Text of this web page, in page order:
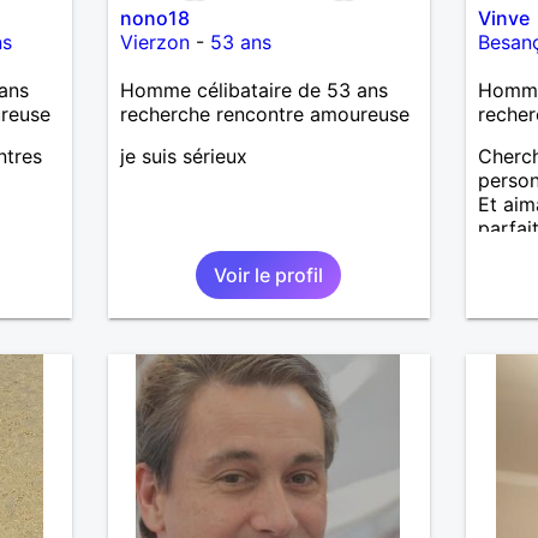
nono18
Vierzon- 53 ans
Homme célibataire de 53 ans
recherche rencontre amoureuse
je suis sérieux
Voir le profil
Vinve
Et